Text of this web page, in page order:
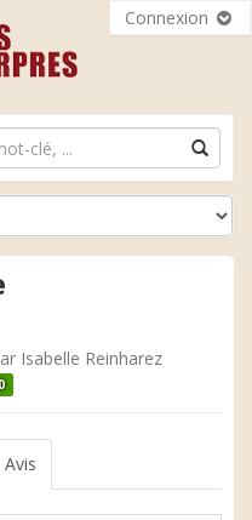
Connexion
Isabelle Reinharez
Avis